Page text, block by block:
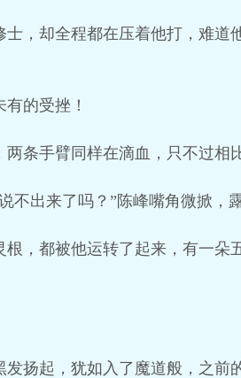
士，却全程都在压着他打，难
的受挫！
条手臂同样在滴血，只不过相
不出来了吗？”陈峰嘴角微掀，
，都被他运转了起来，有一
扬起，犹如入了魔道般，之前